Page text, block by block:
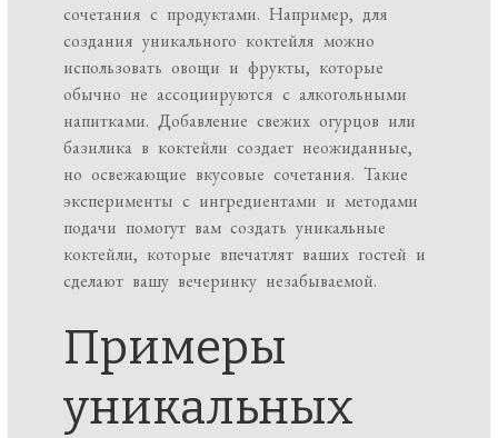
сочетания с продуктами. Например, для
создания уникального коктейля можно
использовать овощи и фрукты, которые
обычно не ассоциируются с алкогольными
напитками. Добавление свежих огурцов или
базилика в коктейли создает неожиданные,
но освежающие вкусовые сочетания. Такие
эксперименты с ингредиентами и методами
подачи помогут вам создать уникальные
коктейли, которые впечатлят ваших гостей и
сделают вашу вечеринку незабываемой.
Примеры
уникальных